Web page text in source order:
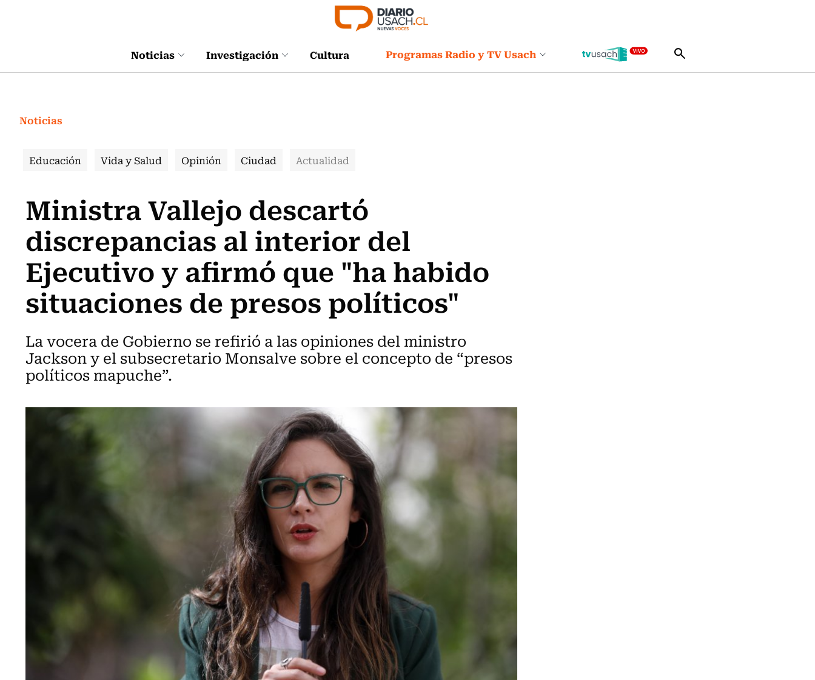
Noticias Investigación Cultura Programas Radio y TV Usach
Noticias
Educación Vida y Salud Opinión Ciudad Actualidad
Ministra Vallejo descartó
discrepancias al interior del
Ejecutivo y afirmó que "ha habido
situaciones de presos políticos"
La vocera de Gobierno se refirió a las opiniones del ministro
Jackson y el subsecretario Monsalve sobre el concepto de “presos
políticos mapuche”.